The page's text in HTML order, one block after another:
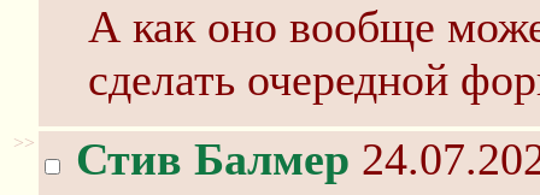
А как оно вообще
сделать очередной
>> Стив Балмер